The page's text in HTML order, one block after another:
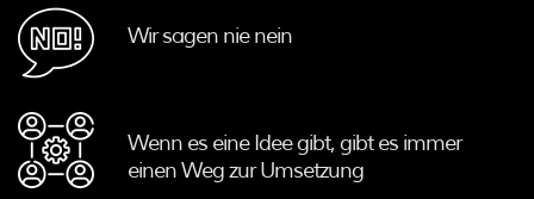
Wir sagen nie nein
Wenn es eine Idee gibt, gibt es immer
einen Weg zur Umsetzung